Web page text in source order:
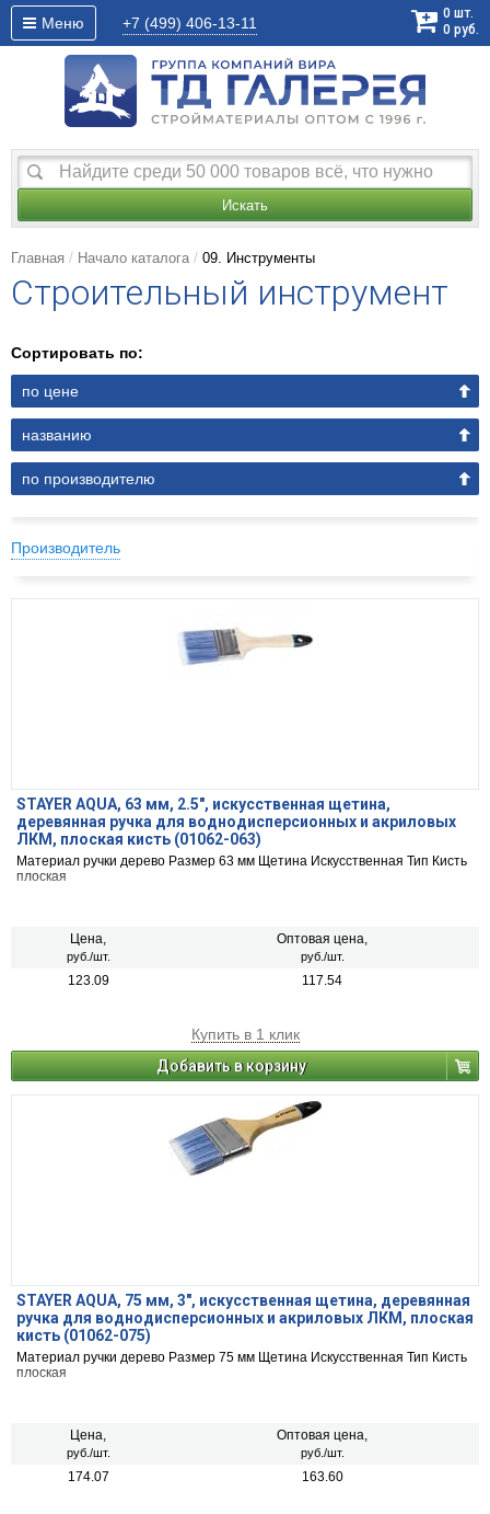
Меню +7 (499) 406-13-11
0 шт.
0 руб.
Искать
Главная Начало каталога 09. Инструменты
Строительный инструмент
Сортировать по:
по цене
названию
по производителю
Производитель
STAYER AQUA, 63 мм, 2.5″, искусственная щетина,
деревянная ручка для воднодисперсионных и акриловых
ЛКМ, плоская кисть (01062-063)
Материал ручки дерево Размер 63 мм Щетина Искусственная Тип Кисть
плоская
Цена,
руб./шт.
Оптовая цена,
руб./шт.
123.09 117.54
Купить в 1 клик
Добавить в корзину
STAYER AQUA, 75 мм, 3″, искусственная щетина, деревянная
ручка для воднодисперсионных и акриловых ЛКМ, плоская
кисть (01062-075)
Материал ручки дерево Размер 75 мм Щетина Искусственная Тип Кисть
плоская
Цена,
руб./шт.
Оптовая цена,
руб./шт.
174.07 163.60